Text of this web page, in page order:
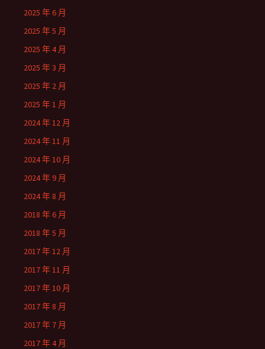
2025 年 6 月
2025 年 5 月
2025 年 4 月
2025 年 3 月
2025 年 2 月
2025 年 1 月
2024 年 12 月
2024 年 11 月
2024 年 10 月
2024 年 9 月
2024 年 8 月
2018 年 6 月
2018 年 5 月
2017 年 12 月
2017 年 11 月
2017 年 10 月
2017 年 8 月
2017 年 7 月
2017 年 4 月